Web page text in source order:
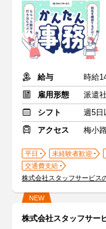
給与
時給
雇用形態
派遣
シフト
週5日
アクセス
梅小
平日 未経験者歓迎
交通費支給
株式会社スタッフサービス
NEW
株式会社スタッフサー